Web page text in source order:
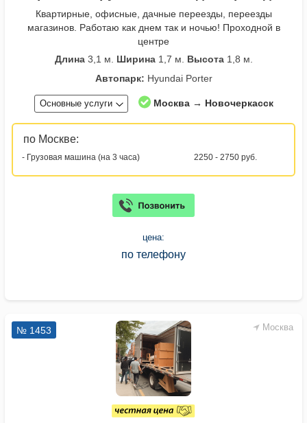
Квартирные, офисные, дачные переезды, переезды
магазинов. Работаю как днем так и ночью! Проходной в
центре
Длина3,1 м. Ширина1,7 м. Высота1,8 м.
Автопарк: Hyundai Porter
Основные услуги Москва → Новочеркасск
по Москве:
- Грузовая машина (на 3 часа) 2250 - 2750 руб.
цена:
по телефону
Москва
№ 1453